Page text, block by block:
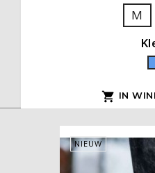
M
 IN
NIEUW